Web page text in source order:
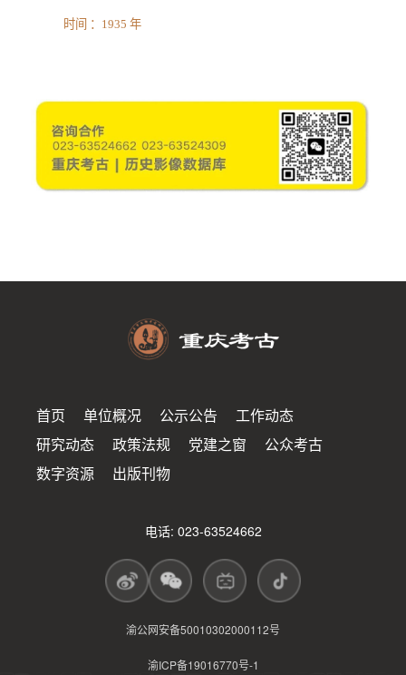
时间 ： 1935 年
首页 单位概况 公示公告
工作动态
研究动态
政策法规 党建之窗
公众考古
数字资源
出版刊物
电话: 023-63524662
渝公网安备50010302000112号
渝ICP备19016770号-1